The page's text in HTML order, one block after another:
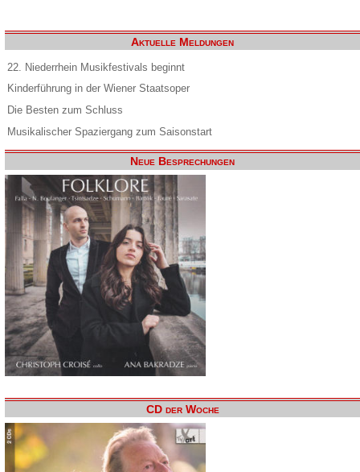
Aktuelle Meldungen
22. Niederrhein Musikfestivals beginnt
Kinderführung in der Wiener Staatsoper
Die Besten zum Schluss
Musikalischer Spaziergang zum Saisonstart
Neue Besprechungen
CD der Woche